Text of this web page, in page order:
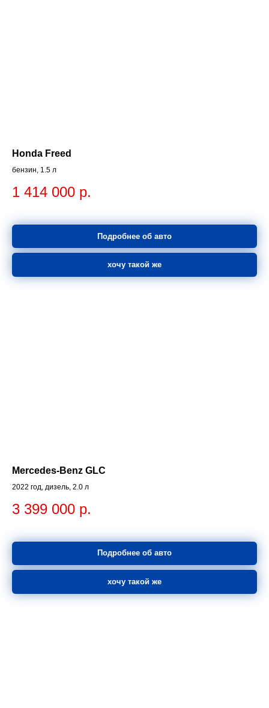
Honda Freed
бензин, 1.5 л
1 414 000 р.
Подробнее об авто
хочу такой же
Mercedes-Benz GLC
2022 год, дизель, 2.0 л
3 399 000 р.
Подробнее об авто
хочу такой же